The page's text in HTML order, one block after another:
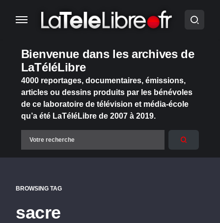
Bienvenue dans les archives de
LaTéléLibre
4000 reportages, documentaires, émissions,
articles ou dessins produits par les bénévoles
de ce laboratoire de télévision et média-école
qu’a été LaTéléLibre de 2007 à 2019.
BROWSING TAG
sacre